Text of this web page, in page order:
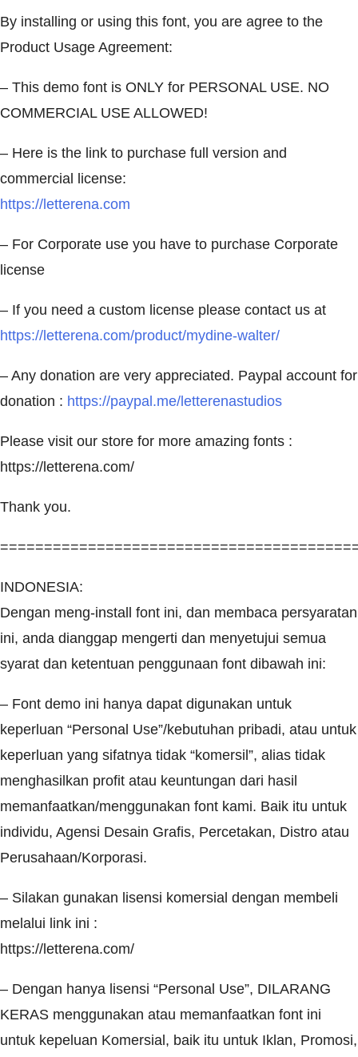
By installing or using this font, you are agree to the
Product Usage Agreement:
– This demo font is ONLY for PERSONAL USE. NO
COMMERCIAL USE ALLOWED!
– Here is the link to purchase full version and
commercial license:
https://letterena.com
– For Corporate use you have to purchase Corporate
license
– If you need a custom license please contact us at
https://letterena.com/product/mydine-walter/
– Any donation are very appreciated. Paypal account for
donation : https://paypal.me/letterenastudios
Please visit our store for more amazing fonts :
https://letterena.com/
Thank you.
INDONESIA:
Dengan meng-install font ini, dan membaca persyaratan
ini, anda dianggap mengerti dan menyetujui semua
syarat dan ketentuan penggunaan font dibawah ini:
– Font demo ini hanya dapat digunakan untuk
keperluan “Personal Use”/kebutuhan pribadi, atau untuk
keperluan yang sifatnya tidak “komersil”, alias tidak
menghasilkan profit atau keuntungan dari hasil
memanfaatkan/menggunakan font kami. Baik itu untuk
individu, Agensi Desain Grafis, Percetakan, Distro atau
Perusahaan/Korporasi.
– Silakan gunakan lisensi komersial dengan membeli
melalui link ini :
https://letterena.com/
– Dengan hanya lisensi “Personal Use”, DILARANG
KERAS menggunakan atau memanfaatkan font ini
untuk kepeluan Komersial, baik itu untuk Iklan, Promosi,